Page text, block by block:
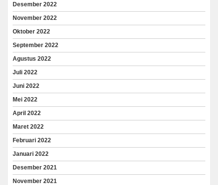
Desember 2022
November 2022
Oktober 2022
September 2022
Agustus 2022
Juli 2022
Juni 2022
Mei 2022
April 2022
Maret 2022
Februari 2022
Januari 2022
Desember 2021
November 2021